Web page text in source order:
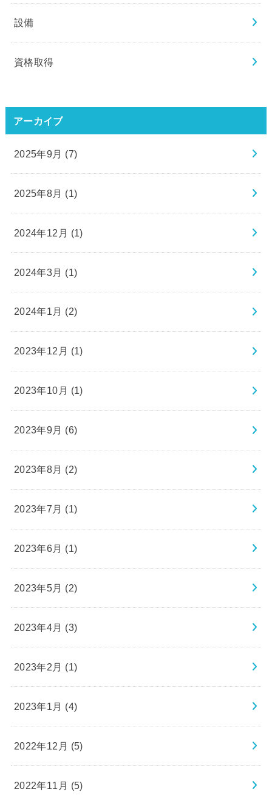
設備
資格取得
アーカイブ
2025年9月 (7)
2025年8月 (1)
2024年12月 (1)
2024年3月 (1)
2024年1月 (2)
2023年12月 (1)
2023年10月 (1)
2023年9月 (6)
2023年8月 (2)
2023年7月 (1)
2023年6月 (1)
2023年5月 (2)
2023年4月 (3)
2023年2月 (1)
2023年1月 (4)
2022年12月 (5)
2022年11月 (5)